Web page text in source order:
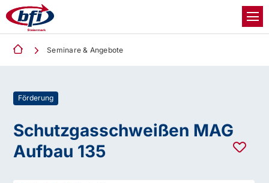
Seminare & Angebote
Förderung
Schutzgasschweißen MAG
Aufbau 135